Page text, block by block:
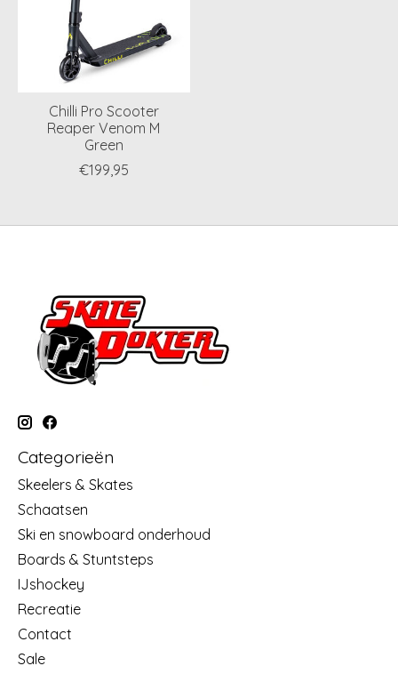
Chilli Pro Scooter
Reaper Venom M
Green
€199,95
Categorieën
Skeelers & Skates
Schaatsen
Ski en snowboard onderhoud
Boards & Stuntsteps
IJshockey
Recreatie
Contact
Sale